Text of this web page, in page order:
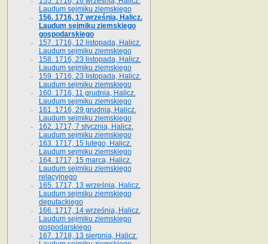
Laudum sejmiku ziemskiego
156. 1716, 17 września, Halicz.
Laudum sejmiku ziemskiego
gospodarskiego
157. 1716, 12 listopada, Halicz.
Laudum sejmiku ziemskiego
158. 1716, 23 listopada, Halicz.
Laudum sejmiku ziemskiego
159. 1716, 23 listopada, Halicz.
Laudum sejmiku ziemskiego
160. 1716, 11 grudnia, Halicz.
Laudum sejmiku ziemskiego
161. 1716, 29 grudnia, Halicz.
Laudum sejmiku ziemskiego
162. 1717, 7 stycznia, Halicz.
Laudum sejmiku ziemskiego
163. 1717, 15 lutego, Halicz.
Laudum sejmiku ziemskiego
164. 1717, 15 marca, Halicz.
Laudum sejmiku ziemskiego
relacyjnego
165. 1717, 13 września, Halicz.
Laudum sejmiku ziemskiego
deputackiego
166. 1717, 14 września, Halicz.
Laudum sejmiku ziemskiego
gospodarskiego
167. 1718, 13 sierpnia, Halicz.